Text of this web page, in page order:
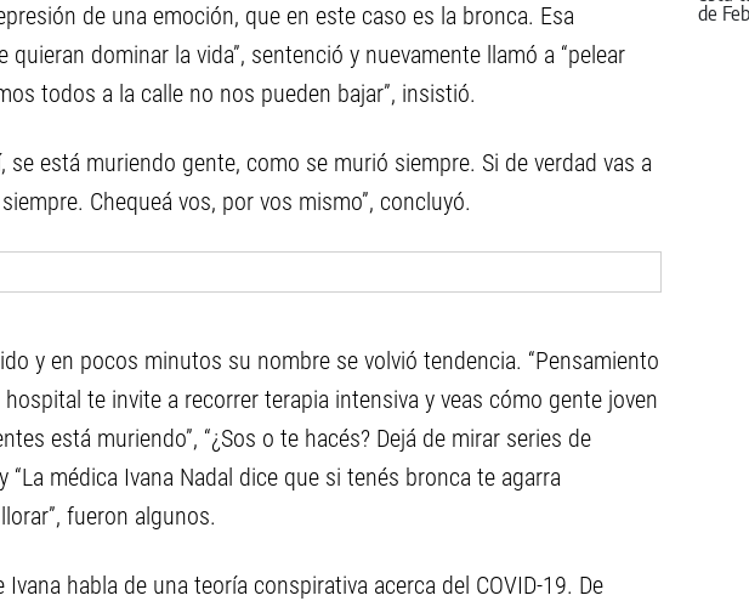
de una emoción, que en este caso es la bronca. Esa
dominar la vida”, sentenció y nuevamente llamó a “pelear
todos a la calle no nos pueden bajar”, insistió.
se está muriendo gente, como se murió siempre. Si de verdad vas a
Chequeá vos, por vos mismo”, concluyó.
y en pocos minutos su nombre se volvió tendencia. “Pensamiento
hospital te invite a recorrer terapia intensiva y veas cómo gente joven
está muriendo”, “¿Sos o te hacés? Dejá de mirar series de
“La médica Ivana Nadal dice que si tenés bronca te agarra
fueron algunos.
habla de una teoría conspirativa acerca del COVID-19. De